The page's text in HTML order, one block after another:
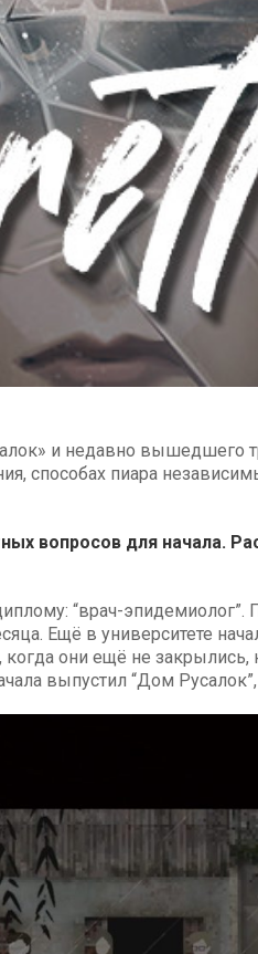
и недавно вышедшего
способах пиара
вопросов для начала.
“врач-эпидемиолог”.
Ещё в университете
когда они ещё не
выпустил “Дом Русалок”,